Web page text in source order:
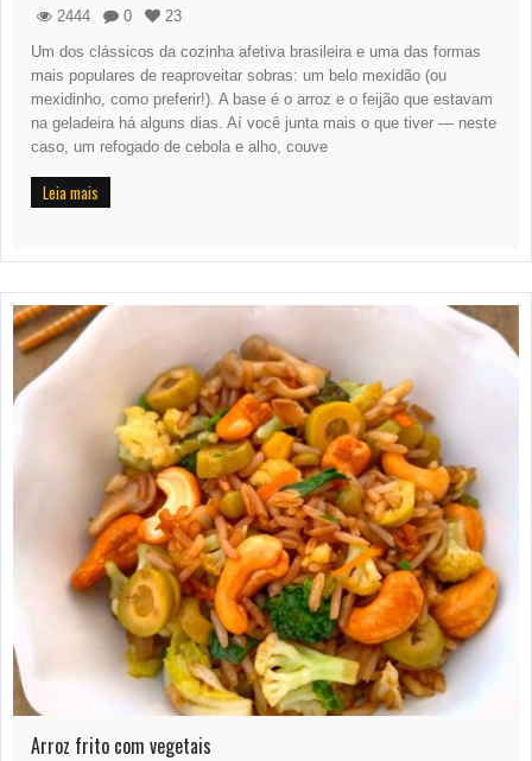
2444 0
23
Um dos clássicos da cozinha afetiva brasileira e uma das formas
mais populares de reaproveitar sobras: um belo mexidão (ou
mexidinho, como preferir!). A base é o arroz e o feijão que estavam
na geladeira há alguns dias. Aí você junta mais o que tiver — neste
caso, um refogado de cebola e alho, couve
Leia mais
Arroz frito com vegetais